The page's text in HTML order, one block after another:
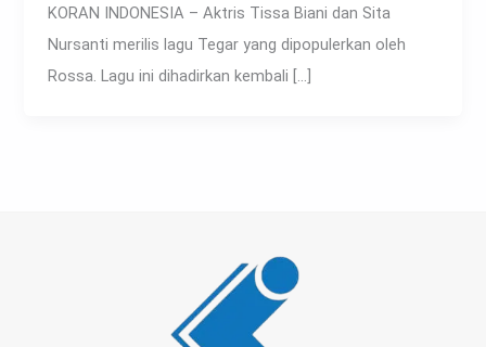
KORAN INDONESIA – Aktris Tissa Biani dan Sita
Nursanti merilis lagu Tegar yang dipopulerkan oleh
Rossa. Lagu ini dihadirkan kembali […]